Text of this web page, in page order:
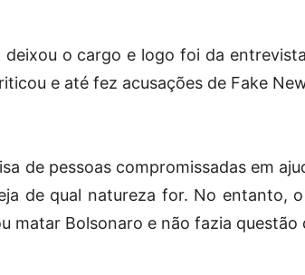
deixou o cargo e logo foi da
e até fez acusações de Fake
de pessoas compromissadas em
de qual natureza for. No entanto,
matar Bolsonaro e não fazia questão